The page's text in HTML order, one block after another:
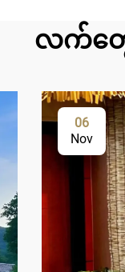
လက်တွေ့
06
Nov